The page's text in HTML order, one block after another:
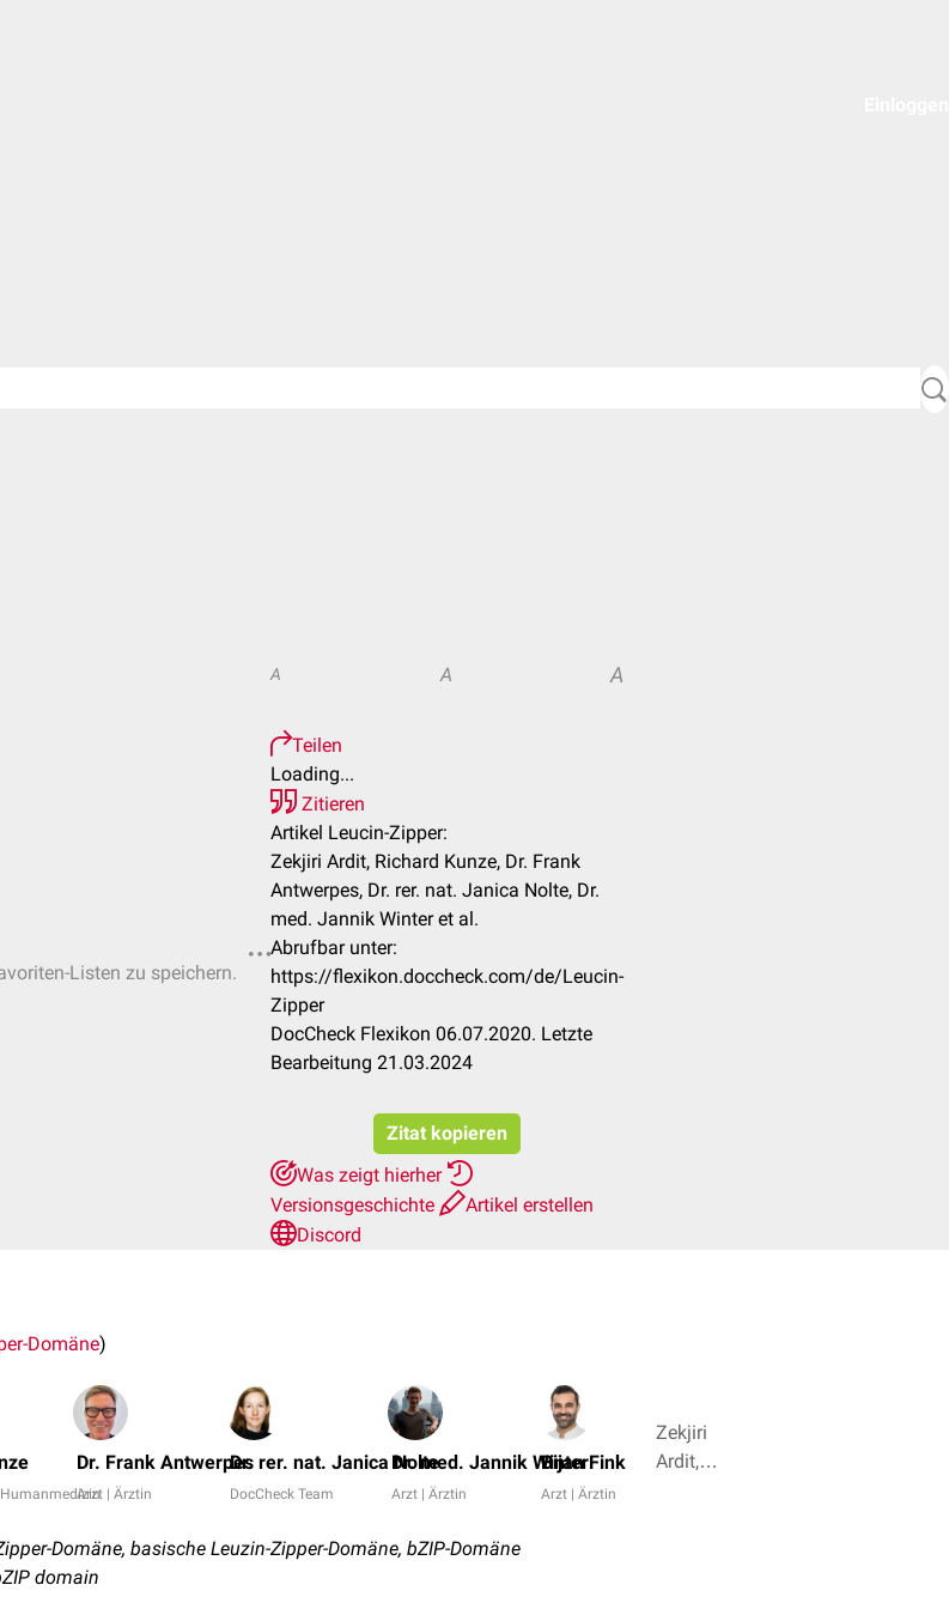
Listen zu speichern.
A A A
Teilen
Loading...
Zitieren
Artikel Leucin-Zipper:
Zekjiri Ardit, Richard Kunze, Dr. Frank
Antwerpes, Dr. rer. nat. Janica Nolte, Dr.
med. Jannik Winter et al.
Abrufbar unter:
https://flexikon.doccheck.com/de/Leucin-
Zipper
DocCheck Flexikon 06.07.2020. Letzte
Bearbeitung 21.03.2024
Zitat kopieren
Was zeigt hierher
Versionsgeschichte
Artikel erstellen
Discord
Domäne)
Dr. Frank Antwerpes
Arzt | Ärztin
Dr. rer. nat. Janica Nolte
DocCheck Team
Dr. med. Jannik Winter
Arzt | Ärztin
Bijan Fink
Arzt | Ärztin
Zekjiri
Ardit,
Domäne, basische Leuzin-Zipper-Domäne, bZIP-Domäne
domain